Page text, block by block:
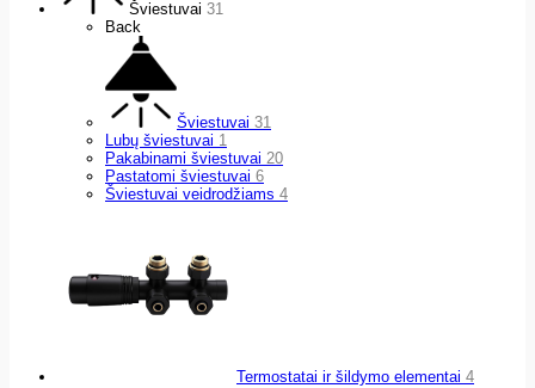
Šviestuvai 31
Back
Šviestuvai 31
Lubų šviestuvai 1
Pakabinami šviestuvai 20
Pastatomi šviestuvai 6
Šviestuvai veidrodžiams 4
Termostatai ir šildymo elementai 4